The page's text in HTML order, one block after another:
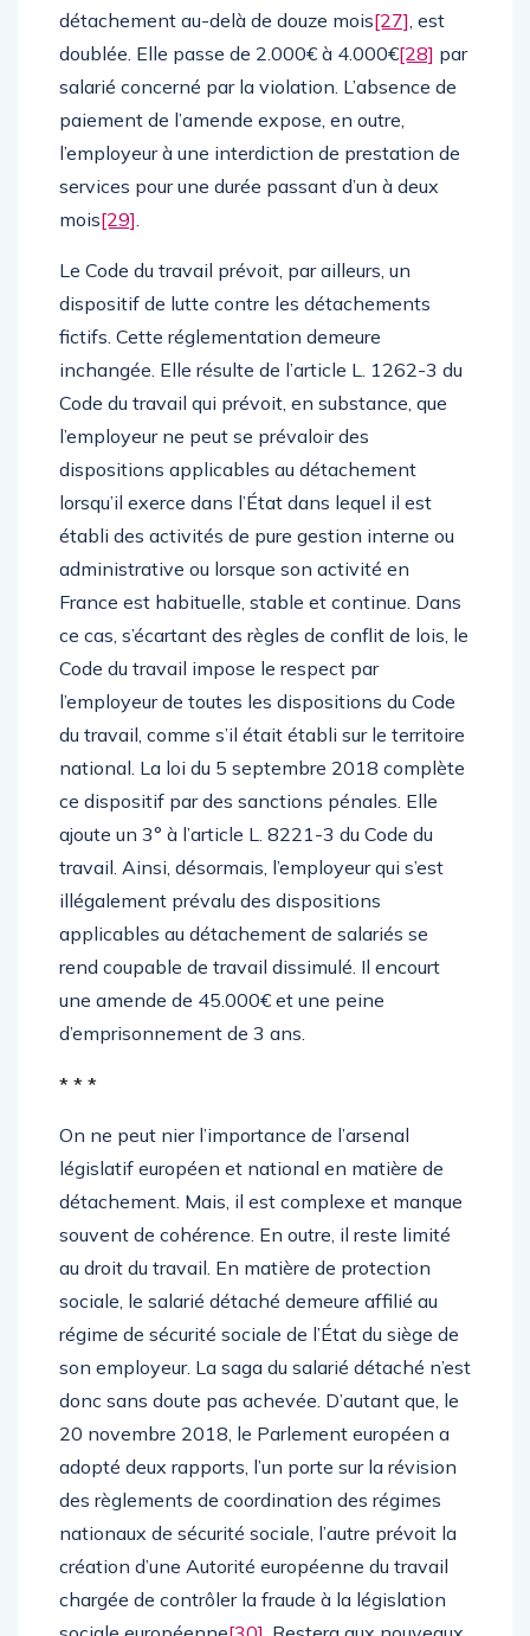
détachement au-delà de douze mois[27], est
doublée. Elle passe de 2.000€ à 4.000€[28] par
salarié concerné par la violation. L’absence de
paiement de l’amende expose, en outre,
l’employeur à une interdiction de prestation de
services pour une durée passant d’un à deux
mois[29].
Le Code du travail prévoit, par ailleurs, un
dispositif de lutte contre les détachements
fictifs. Cette réglementation demeure
inchangée. Elle résulte de l’article L. 1262-3 du
Code du travail qui prévoit, en substance, que
l’employeur ne peut se prévaloir des
dispositions applicables au détachement
lorsqu’il exerce dans l’État dans lequel il est
établi des activités de pure gestion interne ou
administrative ou lorsque son activité en
France est habituelle, stable et continue. Dans
ce cas, s’écartant des règles de conflit de lois, le
Code du travail impose le respect par
l’employeur de toutes les dispositions du Code
du travail, comme s’il était établi sur le territoire
national. La loi du 5 septembre 2018 complète
ce dispositif par des sanctions pénales. Elle
ajoute un 3° à l’article L. 8221-3 du Code du
travail. Ainsi, désormais, l’employeur qui s’est
illégalement prévalu des dispositions
applicables au détachement de salariés se
rend coupable de travail dissimulé. Il encourt
une amende de 45.000€ et une peine
d’emprisonnement de 3 ans.
* * *
On ne peut nier l’importance de l’arsenal
législatif européen et national en matière de
détachement. Mais, il est complexe et manque
souvent de cohérence. En outre, il reste limité
au droit du travail. En matière de protection
sociale, le salarié détaché demeure affilié au
régime de sécurité sociale de l’État du siège de
son employeur. La saga du salarié détaché n’est
donc sans doute pas achevée. D’autant que, le
20 novembre 2018, le Parlement européen a
adopté deux rapports, l’un porte sur la révision
des règlements de coordination des régimes
nationaux de sécurité sociale, l’autre prévoit la
création d’une Autorité européenne du travail
chargée de contrôler la fraude à la législation